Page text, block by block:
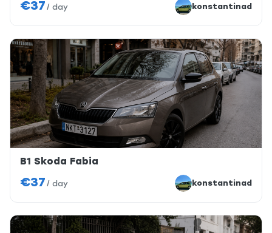
€37 / day konstantinad
B1 Skoda Fabia
€37 / day konstantinad